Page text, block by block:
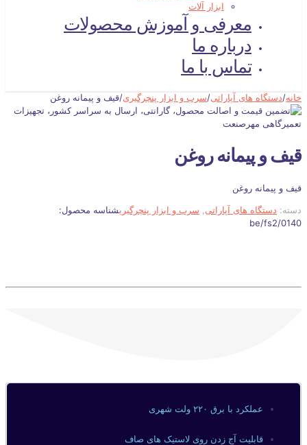
ابزار آلات
معرفی و آموزش محصولات
درباره ما
تماس با ما
خانه/دستگاه های آپاراتی/سرب و ابزار پنچرگیری/قیف و پیمانه روغن
قیف و پیمانه روغن
قیف و پیمانه روغن
دسته: دستگاه های آپاراتی سرب و ابزار پنچرگیریشناسه محصول:
be/fs2/0140
عملکرد با برق ۲۲۰ ولت شهری
قابلیت آج زدن روی لاستیک های صاف